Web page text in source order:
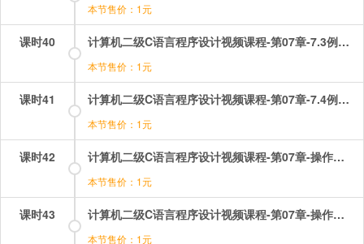
本节售价：1元
课时40 计算机二级C语言程序设计视频课程-第07章-7.3例题讲解（1）.mp4
本节售价：1元
课时41 计算机二级C语言程序设计视频课程-第07章-7.4例题讲解（2）.mp4
本节售价：1元
课时42 计算机二级C语言程序设计视频课程-第07章-操作：函数选择题讲解（1）.mp4
本节售价：1元
课时43 计算机二级C语言程序设计视频课程-第07章-操作：函数选择题讲解（2）.mp4
本节售价：1元